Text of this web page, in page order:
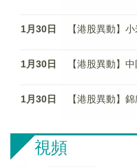
1月30日 【港股異動】
1月30日 【港股異動】
1月30日 【港股異動】
視頻